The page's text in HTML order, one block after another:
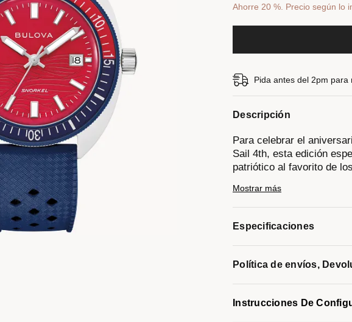
Ahorre 20 %. Precio según lo
Pida antes del 2pm para
Descripción
Para celebrar el
Sail 4th, esta edición
patriótico al favorito de
olas y la llamativa caja
perfección con el bisel
manecillas e índices en
fecha, y un brazalete de
al agua de 100 m, lo que
caja está decorado para
de 15 000 marineros.
perseverancia, esta
Mostrar más
Especificaciones
Política de envíos,
Instrucciones De